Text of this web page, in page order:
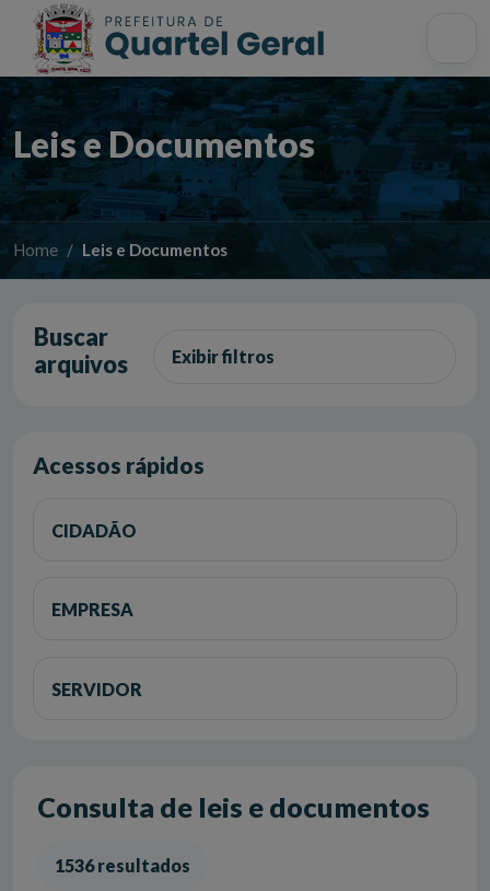
Acessibilidade InícioMapa do site
Leis e Documentos
Home Leis e Documentos
Buscar
arquivos
Exibir filtros
Acessos rápidos
CIDADÃO
EMPRESA
SERVIDOR
Consulta de leis e documentos
1536 resultados